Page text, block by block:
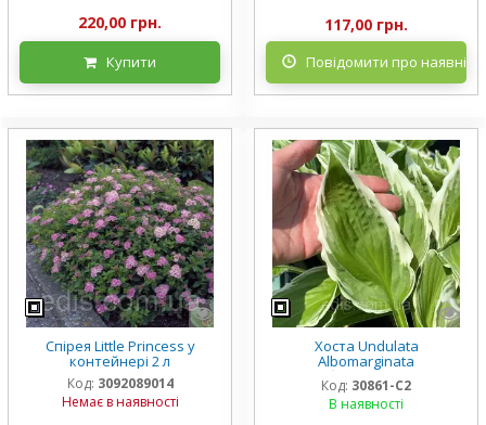
220,00 грн.
Купити
117,00 грн.
Повідомити про
Спірея Little Princess у
контейнері 2 л
Код: 3092089014
Немає в наявності
Хоста Undulata
Albomarginata
(Альбомарджината)
контейнер 2 л, 3/+ розетки
Код: 30861-С2
В наявності